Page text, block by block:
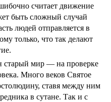
считает движение
быть сложный случай
людей отправляется в
только, что так делают
старый мир — на проверке
Много веков Святое
ставя между ним
в сутане. Так и с